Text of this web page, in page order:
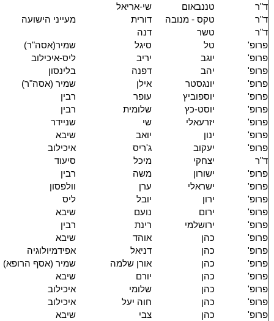
ד"ר
טננבאום
שי-אריאל
ד"ר
טקס - מנובה דורית
מעייני הישועה
ד"ר
טשר
דנה
פרופ'
טל סיגל
שמיר(אסה"ר)
פרופ'
יוגב יריב
ליס-איכילוב
פרופ'
יהב דפנה
בלינסון
פרופ'
יונגסטר אילן
שמיר (אסה"ר)
פרופ'
יוספוביץ עופר
רבין
פרופ'
יוסט-כץ שלומית
רבין
פרופ'
יזרעאלי שי
שניידר
פרופ'
ינון יואב
שיבא
פרופ'
יעקוב ג'ריס
איכילוב
ד"ר
יצחקי מיכל
סיעוד
פרופ'
ישורון משה
רבין
פרופ'
ישראלי ערן
וולפסון
פרופ'
ירון יובל
ליס
פרופ'
ירום נועם
שיבא
פרופ'
ירושלמי רינת
רבין
פרופ'
כהן אוהד
שיבא
פרופ'
כהן דניאל
אפידמיולוגיה
פרופ'
כהן אורן שלמה
שמיר (אסף הרופא)
פרופ'
כהן יורם
שיבא
פרופ'
כהן שלומי
איכילוב
פרופ'
כהן חוה יעל
איכילוב
פרופ'
כהן צבי
שיבא